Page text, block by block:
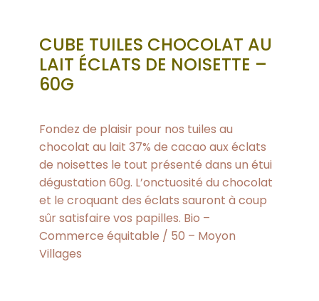
CUBE TUILES CHOCOLAT AU
LAIT ÉCLATS DE NOISETTE –
60G
Fondez de plaisir pour nos tuiles au
chocolat au lait 37% de cacao aux éclats
de noisettes le tout présenté dans un étui
dégustation 60g. L’onctuosité du chocolat
et le croquant des éclats sauront à coup
sûr satisfaire vos papilles. Bio –
Commerce équitable / 50 – Moyon
Villages